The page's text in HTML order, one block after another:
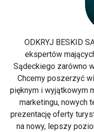
ODKRYJ BESKID
ekspertów
Sądeckiego zarówno
Chcemy poszerzyć
pięknym i wyjątkowym
marketingu, nowych
prezentację oferty
na nowy, lepszy